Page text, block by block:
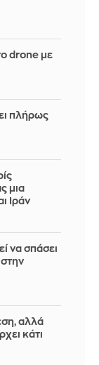
drone με
πλήρως
μια
Ιράν
να σπάσει
αλλά
κάτι